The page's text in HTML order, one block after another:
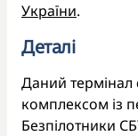
України.
Деталі
Даний термінал
комплексом із
Безпілотники